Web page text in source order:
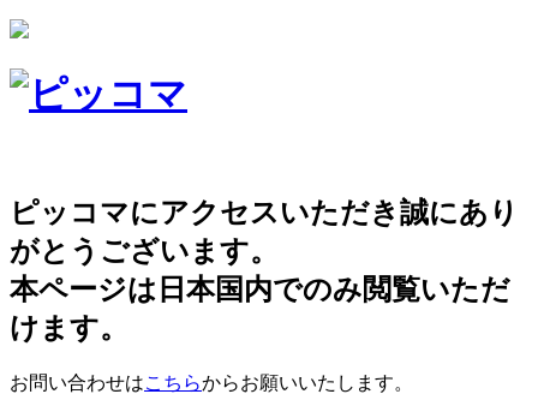
ピッコマにアクセスいただき誠にあり
がとうございます。
本ページは日本国内でのみ閲覧いただ
けます。
お問い合わせはこちらからお願いいたします。